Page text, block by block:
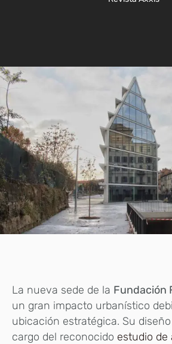
La nueva sede de la Fundación
un gran impacto urbanístico
ubicación estratégica. Su
cargo del reconocido estudio de